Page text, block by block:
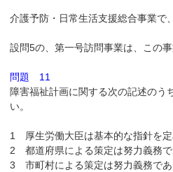
介護予防・日常生活支援総合事業で、
設問5の、第一号訪問事業は、この
問題 11
障害福祉計画に関する次の記述のう
い。
1 厚生労働大臣は基本的な指針を定
2 都道府県による策定は努力義務で
3 市町村による策定は努力義務であ